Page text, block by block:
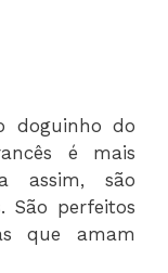
doguinho do
é mais
assim, são
São perfeitos
que amam